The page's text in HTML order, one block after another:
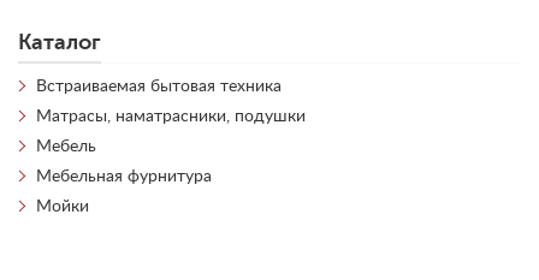
Каталог
Встраиваемая бытовая техника
Матрасы, наматрасники, подушки
Мебель
Мебельная фурнитура
Мойки